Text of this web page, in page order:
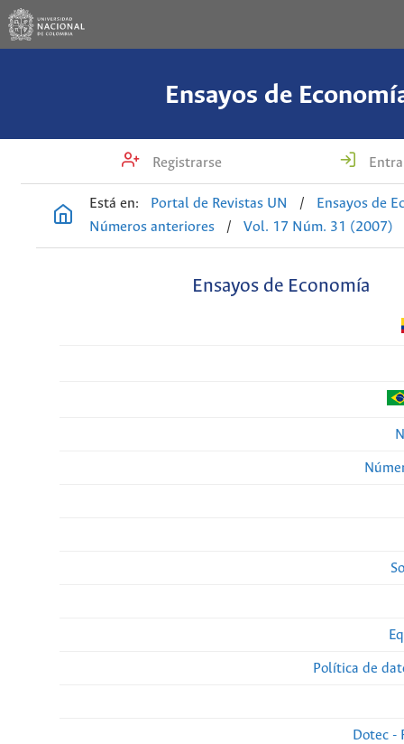
Ensayos de
Registrarse
Está en: Portal de Revistas UN /
Ensayos de
Números anteriores
/ Vol. 17 Núm. 31 (2007)
Ensayos de Economía
Política de
Dotec -